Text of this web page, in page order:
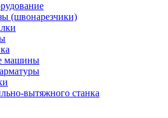
(швонарезчики)
машины
вытяжного станка